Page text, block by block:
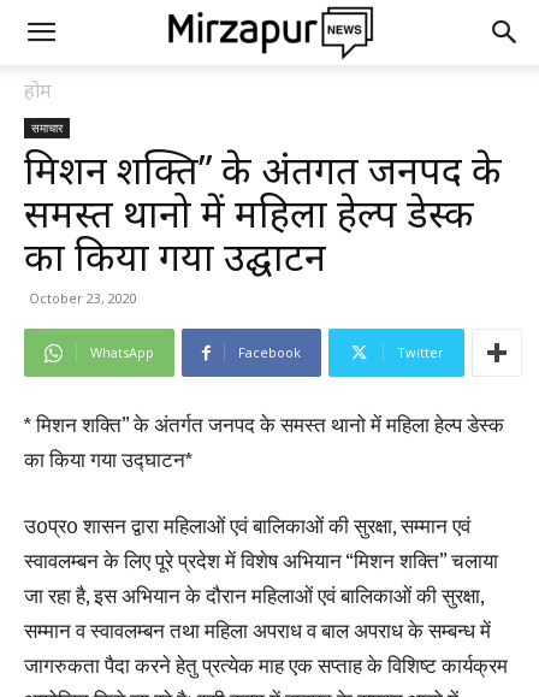
होम
समाचार
मिशन शक्ति” के अंतर्गत जनपद के
समस्त थानो में महिला हेल्प डेस्क
का किया गया उद्घाटन
October 23, 2020
WhatsApp Facebook Twitter
* मिशन शक्ति” के अंतर्गत जनपद के समस्त थानो में महिला हेल्प डेस्क
का किया गया उद्घाटन*
उ0प्र0 शासन द्वारा महिलाओं एवं बालिकाओं की सुरक्षा, सम्मान एवं
स्वावलम्बन के लिए पूरे प्रदेश में विशेष अभियान “मिशन शक्ति” चलाया
जा रहा है, इस अभियान के दौरान महिलाओं एवं बालिकाओं की सुरक्षा,
सम्मान व स्वावलम्बन तथा महिला अपराध व बाल अपराध के सम्बन्ध में
जागरुकता पैदा करने हेतु प्रत्येक माह एक सप्ताह के विशिष्ट कार्यक्रम